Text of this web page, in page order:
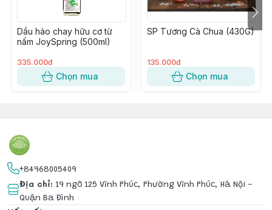
Kỳ, đảm bảo không giống biến đổi gen, không asen
hay thuốc trừ sâu.
Trong quá trình lên men giấm,con giấm mẹ vẫn được
giữ lại bảo toàn các enzyme, axit amin cũng như các lợi
dụng làm đẹp, tốt cho sức khỏe:
- Làm trắng da, se khít lỗ chân lông.
- Làm mềm mượt tóc, cải thiện chức năng tiêu hóa
- Detox cơ thể an toàn, giảm lượng Cholesterol xấu,
tăng cường hệ miễn dịch
- Hỗ trợ tiêu hoá
Dầu hào chay hữu cơ từ
nấm JoySpring (500ml)
335.000đ
Chọn mua
SP Tương Cà Chua (430G)
135.000đ
Chọn mua
+84968005409
Địa chỉ: 19 ngõ 125 Vĩnh Phúc, Phường Vĩnh Phúc, Hà Nội -
Quận Ba Đình